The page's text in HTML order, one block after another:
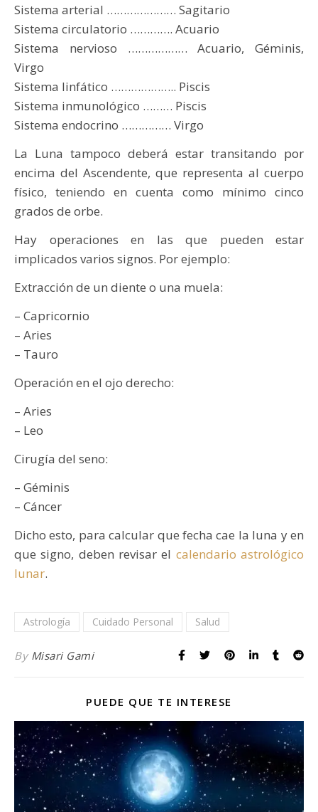
Sistema arterial ………………… Sagitario
Sistema circulatorio …………. Acuario
Sistema nervioso ……………… Acuario, Géminis,
Virgo
Sistema linfático ……………….. Piscis
Sistema inmunológico ……… Piscis
Sistema endocrino …………… Virgo
La Luna tampoco deberá estar transitando por
encima del Ascendente, que representa al cuerpo
físico, teniendo en cuenta como mínimo cinco
grados de orbe.
Hay operaciones en las que pueden estar
implicados varios signos. Por ejemplo:
Extracción de un diente o una muela:
– Capricornio
– Aries
– Tauro
Operación en el ojo derecho:
– Aries
– Leo
Cirugía del seno:
– Géminis
– Cáncer
Dicho esto, para calcular que fecha cae la luna y en
que signo, deben revisar el calendario astrológico
lunar.
Astrología Cuidado Personal Salud
By Misari Gami
PUEDE QUE TE INTERESE